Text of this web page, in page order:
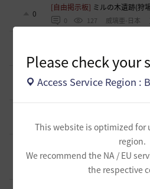
Please check your
Access Service Region :
This website is optimized for
region.
We recommend the NA / EU
the respective
0
[自由掲示板] ミルの木遺跡(狩
0 127 威璃亜-日本
ドゥジュ-日本
1
[ギルド募集] Ermitageギルメ
0 94 swordEX 16
2 166 歩くマシュマ
1
新設ギルド 「
集！
98 いなドン 17